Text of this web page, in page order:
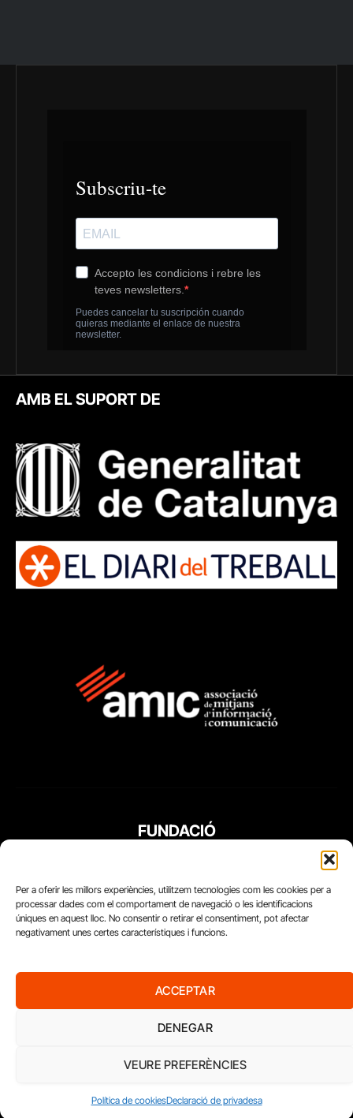
Per a oferir les millors experiències, utilitzem tecnologies com les cookies per a
processar dades com el comportament de navegació o les identificacions
úniques en aquest lloc. No consentir o retirar el consentiment, pot afectar
negativament unes certes característiques i funcions.
ACCEPTAR
DENEGAR
VEURE PREFERÈNCIES
Política de cookiesDeclaració de privadesa
AMB EL SUPORT DE
FUNDACIÓ